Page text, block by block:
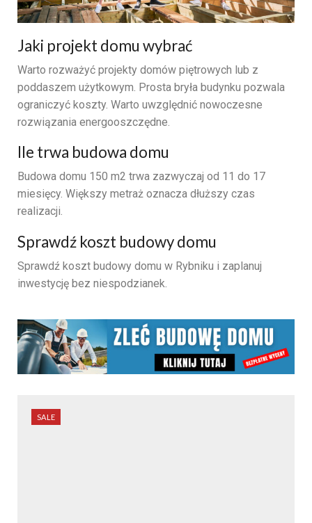
Jaki projekt domu wybrać
Warto rozważyć projekty domów piętrowych lub z
poddaszem użytkowym. Prosta bryła budynku pozwala
ograniczyć koszty. Warto uwzględnić nowoczesne
rozwiązania energooszczędne.
Ile trwa budowa domu
Budowa domu 150 m2 trwa zazwyczaj od 11 do 17
miesięcy. Większy metraż oznacza dłuższy czas
realizacji.
Sprawdź koszt budowy domu
Sprawdź koszt budowy domu w Rybniku i zaplanuj
inwestycję bez niespodzianek.
SALE